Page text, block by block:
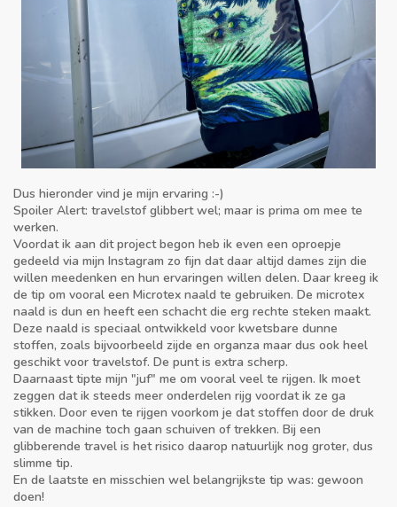
Dus hieronder vind je mijn ervaring :-)
Spoiler Alert: travelstof glibbert wel; maar is prima om mee te
werken.
Voordat ik aan dit project begon heb ik even een oproepje
gedeeld via mijn Instagram zo fijn dat daar altijd dames zijn die
willen meedenken en hun ervaringen willen delen. Daar kreeg ik
de tip om vooral een Microtex naald te gebruiken. De microtex
naald is dun en heeft een schacht die erg rechte steken maakt.
Deze naald is speciaal ontwikkeld voor kwetsbare dunne
stoffen, zoals bijvoorbeeld zijde en organza maar dus ook heel
geschikt voor travelstof. De punt is extra scherp.
Daarnaast tipte mijn "juf" me om vooral veel te rijgen. Ik moet
zeggen dat ik steeds meer onderdelen rijg voordat ik ze ga
stikken. Door even te rijgen voorkom je dat stoffen door de druk
van de machine toch gaan schuiven of trekken. Bij een
glibberende travel is het risico daarop natuurlijk nog groter, dus
slimme tip.
En de laatste en misschien wel belangrijkste tip was: gewoon
doen!